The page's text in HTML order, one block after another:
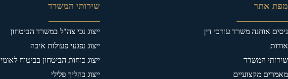
מפת אתר
ניסים אוחנה משרד עורכי דין
אודות
שירותי המשרד
מאמרים מקצועיים
שירותי המשרד
ייצוג נכי צה"ל במשרד הביטחון
ייצוג נפגעי פעולות איבה
ייצוג כוחות הביטחון בביטוח לאומי
ייצוג בהליך פלילי